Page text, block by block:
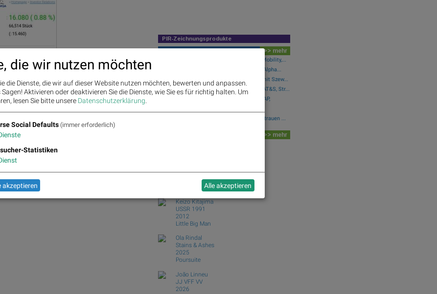
SBO, OMV, Verbund, AT&S und EVN
PIR-Zeichnungsprodukte
Newsflow >> mehr
Wiener Börse zu Mittag schwächer: Bajaj Mobility,...
Fear of missing out bei wikifolio 07.08.26: Alpha...
wikifolio Champion per ..: Simon Weishar mit Szew...
ATX TR-Frühmover: Österreichische Post, AT&S, Str...
DAX-Frühmover: DAIMLER TRUCK HLD..., SAP,
Analysten zu Kontron: "Q2 stärkt unser Vertrauen ...
>> mehr
Lumières blanches
Éditions Photo Copies
Keizo Kitajima
USSR 1991
2012
Little Big Man
Ola Rindal
Stains & Ashes
2025
Poursuite
João Linneu
JJ VFF VV
2026
die wir nutzen möchten
die Dienste, die wir auf dieser Website nutzen möchten, bewerten und anpassen.
Sagen! Aktivieren oder deaktivieren Sie die Dienste, wie Sie es für richtig halten. Um
lesen Sie bitte unsere Datenschutzerklärung.
Social Defaults (immer erforderlich)
Statistiken
akzeptieren Alle akzeptieren